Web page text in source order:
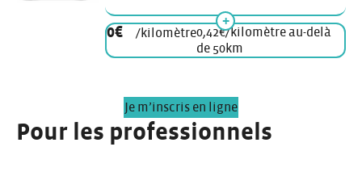
0€ /kilomètre0,42€/kilomètre au-delà
de 50km
Je m’inscris en ligne
Pour les professionnels